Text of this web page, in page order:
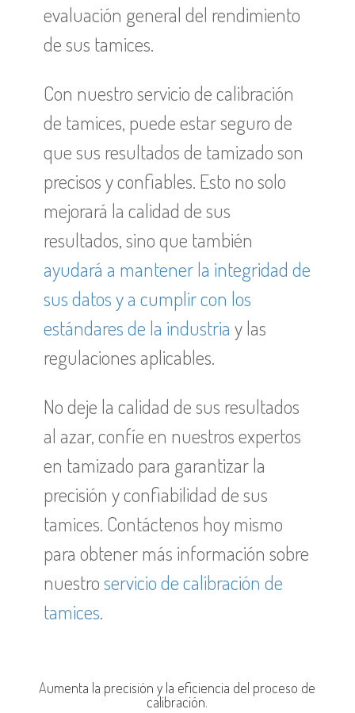
evaluación general del rendimiento
de sus tamices.
Con nuestro servicio de calibración
de tamices, puede estar seguro de
que sus resultados de tamizado son
precisos y confiables. Esto no solo
mejorará la calidad de sus
resultados, sino que también
ayudará a mantener la integridad de
sus datos y a cumplir con los
estándares de la industria y las
regulaciones aplicables.
No deje la calidad de sus resultados
al azar, confíe en nuestros expertos
en tamizado para garantizar la
precisión y confiabilidad de sus
tamices. Contáctenos hoy mismo
para obtener más información sobre
nuestroservicio de calibración de
tamices.
Aumenta la precisión y la eficiencia del proceso de
calibración.